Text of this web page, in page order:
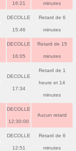
16:21 minutes
DECOLLE
15:46
Retard de 6
minutes
DECOLLE
16:05
Retard de 15
minutes
DECOLLE
17:34
Retard de 1
heure et 14
minutes
DECOLLE
12:30:00
Aucun retard
DECOLLE
12:51
Retard de 6
minutes